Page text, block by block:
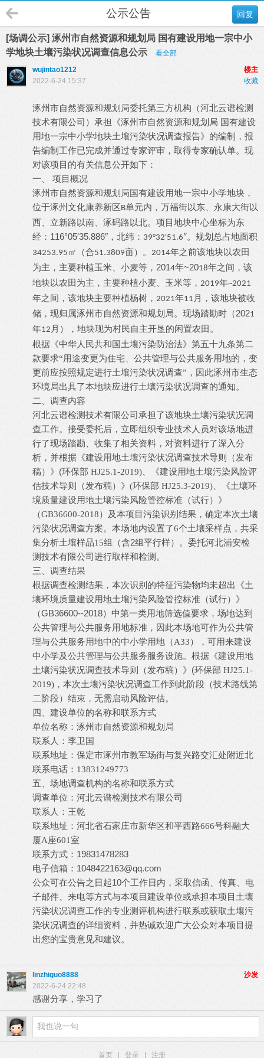
回复
公示公告
[场调公示] 涿州市自然资源和规划局 国有建设用地一宗中小
学地块土壤污染状况调查信息公示
看全部
楼主
wujintao1212
收藏
2022-6-24 15:37
涿州市自然资源和规划局委托第三方机构（河北云谱检测
技术有限公司 ）承担《涿州市自然资源和规划局 国有建设
用地一宗中小学地块土壤污染状况调查报告》的编制，报
告编制工作已完成并通过专家评审，取得专家确认单。现
对该项目的有关信息公开如下：
一、
项目概况
涿州市自然资源和规划局国有建设用地一宗中小学地块，
位于涿州文化康养新区 B单元内，万福街以东、永康大街以
西、立新路以南、涿码路以北。项目地块中心坐标为东
经： 116°05′35.886″ ，北纬： 39°32′51.6″ 。 规划总占地面积
34253.95 ㎡（合51.3809亩）。 2014年之前该地块以农田
为主，主要种植玉米、小麦等，2014年~2018年之间，该
地块以农田为主 ，主要种植小麦 、玉米等 ， 2019年~2021
年之间 ，该地块主要种植杨树， 2021年11 月，该地块被收
储，现归属涿州市自然资源和规划局。 现场踏勘时（2021
年12 月），地块现为村民自主开垦的闲置农田。
根据《中华人民共和国土壤污染防治法》第五十九条第二
款要求“用途变更为住宅、公共管理与公共服务用地的，变
更前应按照规定进行土壤污染状况调查” ，因此涿州市生态
环境局出具了本地块应进行土壤污染状况调查的通知。
二、调查内容
河北云谱检测技术有限公司承担了该地块土壤污染状况调
查工作。接受委托后，立即组织专业技术人员对该场地进
行了现场踏勘、收集了相关资料，对资料进行了深入分
析，并根据《建设用地土壤污染状况调查技术导则（发布
稿）》 (环保部 HJ25.1-2019) 、《建设用地土壤污染风险评
估技术导则（发布稿）》 (环保部 HJ25.3-2019) 、《土壤环
境质量建设用地土壤污染风险管控标准（试行）》
（GB36600-2018）及本项目污染识别结果，确定本次土壤
污染状况调查方案。本场地内设置了6个土壤采样点，共采
集分析土壤样品1 5组（含2组平行样）。委托河北浦安检
测技术有限公司进行取样和检测。
三、调查结果
根据调查检测结果，本次识别的特征污染物均未超出《土
壤环境质量建设用地土壤污染风险管控标准（试行）》
（GB36600--2018）中第一类用地筛选值要求，场地达到
公共管理与公共服务用地标准，因此本场地可作为公共管
理与公共服务用地中的中小学用地（A33） ，可用来建设
中小学及公共管理与公共服务 服务设施。根据《建设用地
土壤污染状况调查技术导则（发布稿）》 (环保部 HJ25.1-
2019) ，本次土壤污染状况调查工作到此阶段（技术路线第
二阶段）结束，无需启动风险评估。
四、建设单位的名称和联系方式
单位名称： 涿州市自然资源和规划局
联系人： 李卫国
联系地址： 保定市涿州市教军场街与复兴路交汇处附近北
联系电话： 13831249773
五、场地调查机构的名称和联系方式
调查单位： 河北云谱检测技术有限公司
联系人： 王乾
联系地址： 河北省石家庄市新华区和平西路666号科融大
厦A座601室
联系方式： 19831478283
电子信箱： 1048422163@qq.com
公众可在公告之日起10个工作日内，采取信函、传真、电
子邮件、来电等方式与本项目建设单位或承担本项目土壤
污染状况调查工作的专业测评机构进行联系或获取土壤污
染状况调查的详细资料，并热诚欢迎广大公众对本项目提
出您的宝贵意见和建议。
沙发
linzhiguo8888
2022-6-24 22:48
感谢分享，学习了
首页 登录 注册